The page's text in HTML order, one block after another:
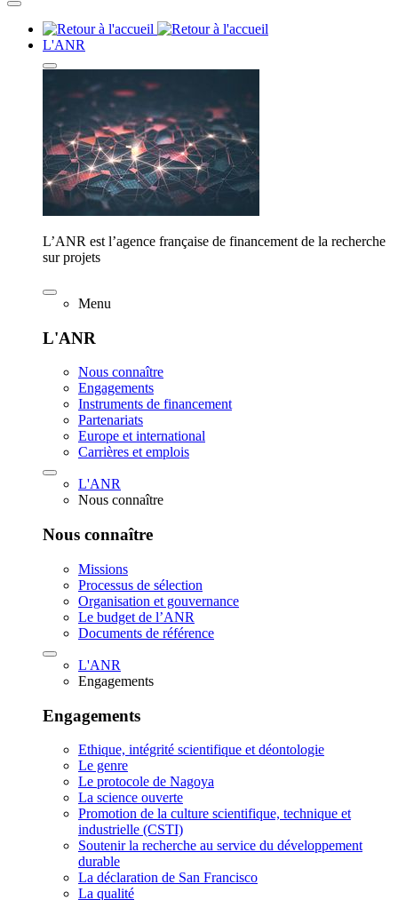
L'ANR
L’ANR est l’agence française de financement de la recherche
sur projets
Menu
L'ANR
Nous connaître
Engagements
Instruments de financement
Partenariats
Europe et international
Carrières et emplois
L'ANR
Nous connaître
Nous connaître
Missions
Processus de sélection
Organisation et gouvernance
Le budget de l’ANR
Documents de référence
L'ANR
Engagements
Engagements
Ethique, intégrité scientifique et déontologie
Le genre
Le protocole de Nagoya
La science ouverte
Promotion de la culture scientifique, technique et
industrielle (CSTI)
Soutenir la recherche au service du développement
durable
La déclaration de San Francisco
La qualité